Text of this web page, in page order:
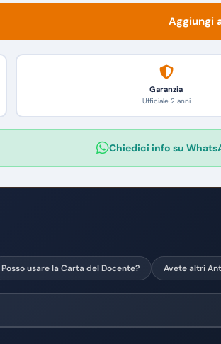
Aggiungi
Garanzia
Ufficiale 2 anni
Chiedici info su
Posso usare la Carta del Docente? Avete altri